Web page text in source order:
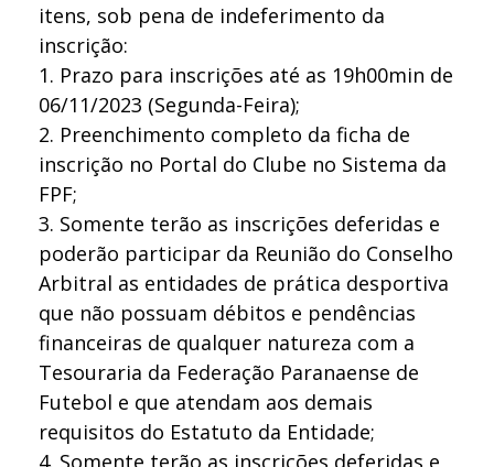
itens, sob pena de indeferimento da
inscrição:
1. Prazo para inscrições até as 19h00min de
06/11/2023 (Segunda-Feira);
2. Preenchimento completo da ficha de
inscrição no Portal do Clube no Sistema da
FPF;
3. Somente terão as inscrições deferidas e
poderão participar da Reunião do Conselho
Arbitral as entidades de prática desportiva
que não possuam débitos e pendências
financeiras de qualquer natureza com a
Tesouraria da Federação Paranaense de
Futebol e que atendam aos demais
requisitos do Estatuto da Entidade;
4. Somente terão as inscrições deferidas e